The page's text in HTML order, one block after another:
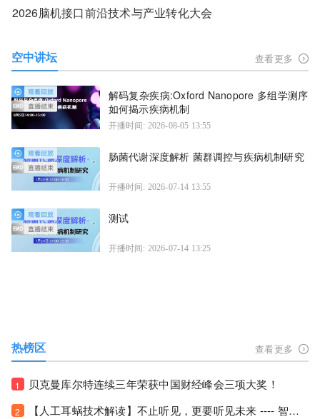
2026脑机接口前沿技术与产业转化大会
空中讲坛 查看更多
解码复杂疾病:Oxford Nanopore 多组学测序
如何揭示疾病机制
开播时间: 2026-08-05 13:55
肠菌代谢深度解析 菌群调控与疾病机制研究
开播时间: 2026-07-14 13:55
测试
开播时间: 2026-07-14 13:25
热榜区 查看更多
1 贝克曼库尔特连续三年荣获中国财经峰会三项大奖！
2 【人工耳蜗技术解读】不止听见，更要听见未来 ---- 智能耳蜗，开启人工耳蜗技术新纪元！